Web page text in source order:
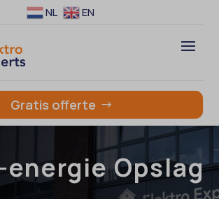
NL EN
Gratis offerte
Opslag